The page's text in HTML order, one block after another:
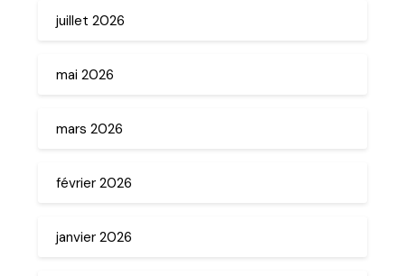
juillet 2026
mai 2026
mars 2026
février 2026
janvier 2026